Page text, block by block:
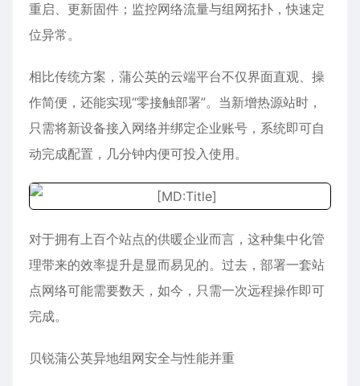
重启、更新固件；监控网络流量与组网拓扑，快速定
位异常。
相比传统方案，蒲公英的云端平台不仅界面直观、操
作简便，还能实现“零接触部署”。当新增热源站时，
只需将新设备接入网络并绑定企业账号，系统即可自
动完成配置，几分钟内便可投入使用。
对于拥有上百个站点的供暖企业而言，这种集中化管
理带来的效率提升是显而易见的。过去，部署一套站
点网络可能需要数天，如今，只需一次远程操作即可
完成。
贝锐蒲公英异地组网安全与性能并重